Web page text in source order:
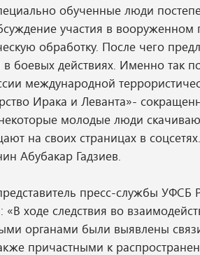
обученные люди
участия в вооруженном
обработку. После чего
боевых действиях. Именно так
международной
Ирака и Леванта»-
молодые люди
на своих страницах в
Абубакар Гадзиев.
пресс-службы УФСБ
«В ходе следствия во
органами были выявлены
причастными к